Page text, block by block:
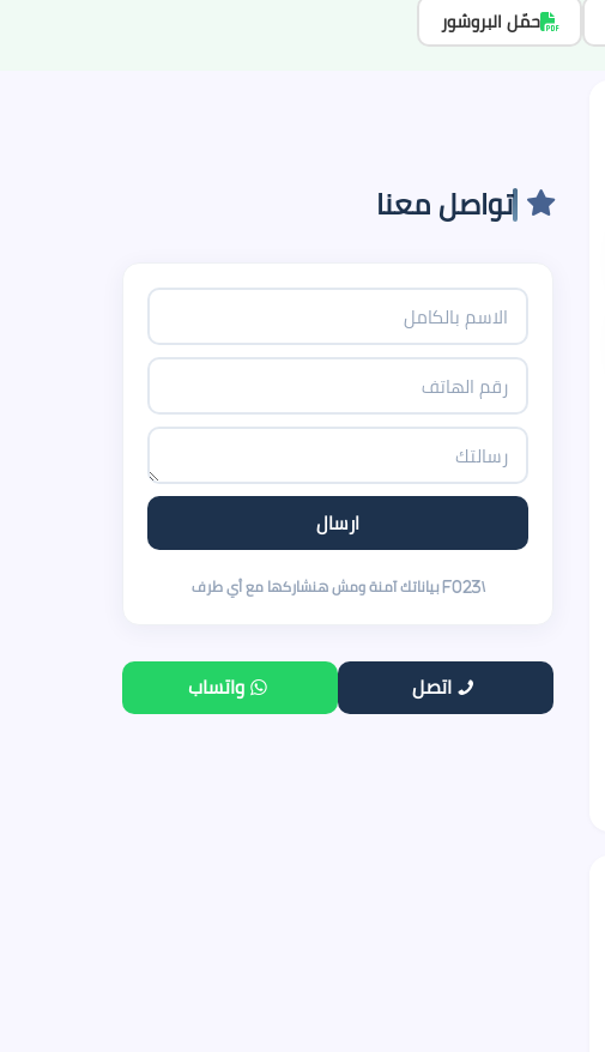
حمّل البروشور
تواصل معنا
اتصل واتساب